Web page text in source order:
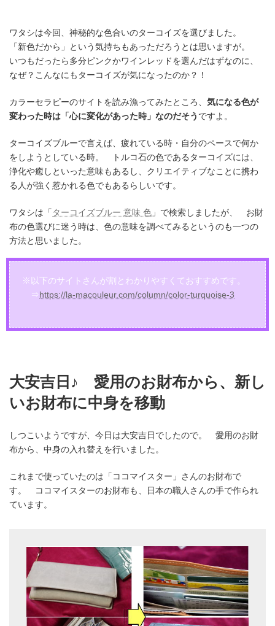
ワタシは今回、神秘的な色合いのターコイズを選びました。
「新色だから」という気持ちもあっただろうとは思いますが。
いつもだったら多分ピンクかワインレッドを選んだはずなのに、
なぜ？こんなにもターコイズが気になったのか？！
カラーセラピーのサイトを読み漁ってみたところ、 気になる色が
変わった時は「心に変化があった時」なのだそう ですよ。
ターコイズブルーで言えば、疲れている時・自分のペースで何か
をしようとしている時。 トルコ石の色であるターコイズには、
浄化や癒しといった意味もあるし、クリエイティブなことに携わ
る人が強く惹かれる色でもあるらしいです。
ワタシは「 ターコイズブルー 意味 色 」で検索しましたが、 お財
布の色選びに迷う時は、色の意味を調べてみるというのも一つの
方法と思いました。
※以下のサイトさんが割とわかりやすくておすすめです。
⇒https://la-macouleur.com/column/color-turquoise-3
大安吉日♪ 愛用のお財布から、新し
いお財布に中身を移動
しつこいようですが、今日は大安吉日でしたので。 愛用のお財
布から、中身の入れ替えを行いました。
これまで使っていたのは「ココマイスター」さんのお財布で
す。 ココマイスターのお財布も、日本の職人さんの手で作られ
ています。